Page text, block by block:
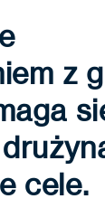
z
cele.